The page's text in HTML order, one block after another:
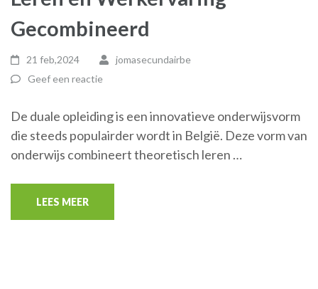
Gecombineerd
21 feb,2024
jomasecundairbe
Geef een reactie
De duale opleiding is een innovatieve onderwijsvorm
die steeds populairder wordt in België. Deze vorm van
onderwijs combineert theoretisch leren …
LEES MEER